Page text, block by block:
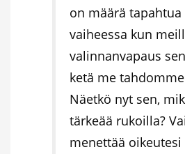
on määrä tapahtua
vaiheessa kun
valinnanvapaus
ketä me
Näetkö nyt sen,
tärkeää rukoilla?
menettää